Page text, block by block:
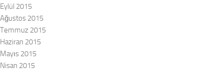
Eylül 2015
Ağustos 2015
Temmuz 2015
Haziran 2015
Mayıs 2015
Nisan 2015